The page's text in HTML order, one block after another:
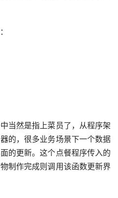
当然是指上菜员了，从程序架
的，很多业务场景下一个数据
的更新。这个点餐程序传入的
制作完成则调用该函数更新界